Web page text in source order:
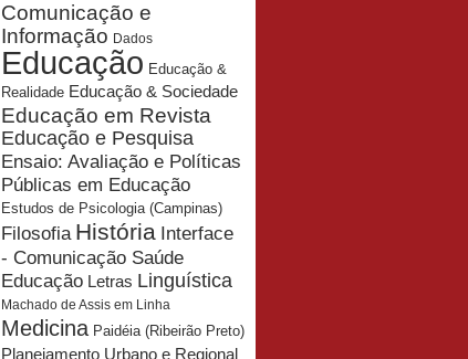
Comunicação e
Informação Dados
Educação Educação &
Realidade Educação & Sociedade
Educação em Revista
Educação e Pesquisa
Ensaio: Avaliação e Políticas
Públicas em Educação
Estudos de Psicologia (Campinas)
Filosofia História Interface
- Comunicação Saúde
Educação Letras Linguística
Machado de Assis em Linha
Medicina Paidéia (Ribeirão Preto)
Planejamento Urbano e Regional